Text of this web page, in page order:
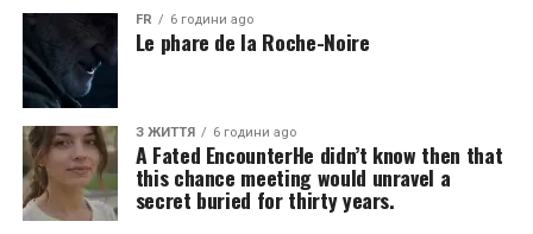
FR 6 години ago
Le phare de la Roche-Noire
З ЖИТТЯ 6 години ago
A Fated EncounterHe didn’t know then that
this chance meeting would unravel a
secret buried for thirty years.